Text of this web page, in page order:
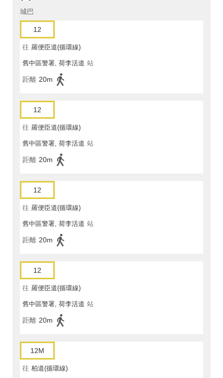
城巴
12
往 羅便臣道(循環線)
舊中區警署, 荷李活道 站
距離 20m
12
往 羅便臣道(循環線)
舊中區警署, 荷李活道 站
距離 20m
12
往 羅便臣道(循環線)
舊中區警署, 荷李活道 站
距離 20m
12
往 羅便臣道(循環線)
舊中區警署, 荷李活道 站
距離 20m
12M
往 柏道(循環線)